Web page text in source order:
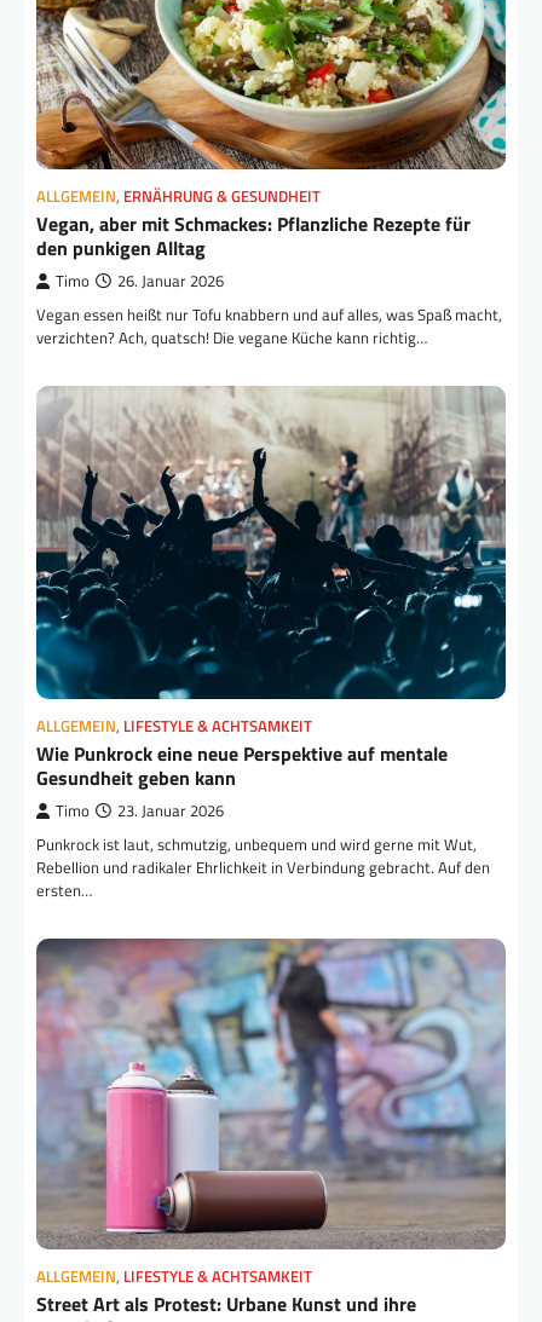
ALLGEMEIN, ERNÄHRUNG & GESUNDHEIT
Vegan, aber mit Schmackes: Pflanzliche Rezepte für
den punkigen Alltag
Timo 26. Januar 2026
Vegan essen heißt nur Tofu knabbern und auf alles, was Spaß macht,
verzichten? Ach, quatsch! Die vegane Küche kann richtig…
ALLGEMEIN, LIFESTYLE & ACHTSAMKEIT
Wie Punkrock eine neue Perspektive auf mentale
Gesundheit geben kann
Timo 23. Januar 2026
Punkrock ist laut, schmutzig, unbequem und wird gerne mit Wut,
Rebellion und radikaler Ehrlichkeit in Verbindung gebracht. Auf den
ersten…
ALLGEMEIN, LIFESTYLE & ACHTSAMKEIT
Street Art als Protest: Urbane Kunst und ihre